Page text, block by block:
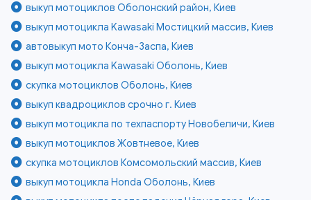
выкуп мотоциклов Оболонский район, Киев
выкуп мотоцикла Kawasaki Мостицкий массив, Киев
автовыкуп мото Конча-Заспа, Киев
выкуп мотоцикла Kawasaki Оболонь, Киев
скупка мотоциклов Оболонь, Киев
выкуп квадроциклов срочно г. Киев
выкуп мотоцикла по техпаспорту Новобеличи, Киев
выкуп мотоциклов Жовтневое, Киев
скупка мотоциклов Комсомольский массив, Киев
выкуп мотоцикла Honda Оболонь, Киев